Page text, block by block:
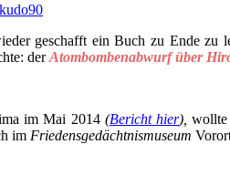
geschafft ein Buch zu Ende zu
derAtombombenabwurf über
im Mai 2014(Bericht hier), wollte
im Friedensgedächtnismuseum